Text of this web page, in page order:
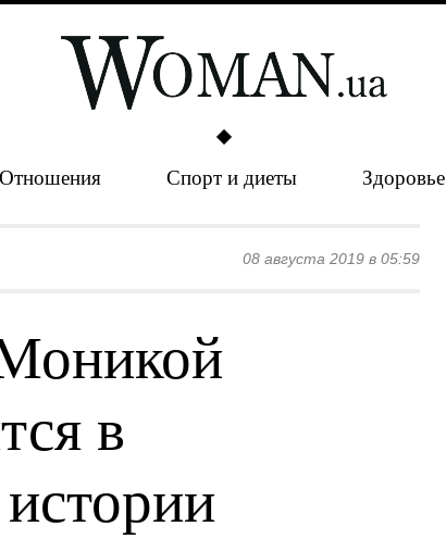
Отношения Спорт и диеты Здоровье
08 августа 2019 в 05:59
в